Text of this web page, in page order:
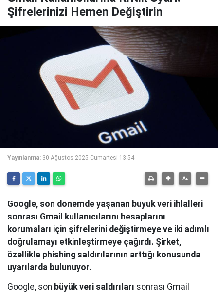
Şifrelerinizi Hemen Değiştirin
Yayınlanma: 30 Ağustos 2025 Cumartesi 13:54
Google, son dönemde yaşanan büyük veri ihlalleri
sonrası Gmail kullanıcılarını hesaplarını
korumaları için şifrelerini değiştirmeye ve iki adımlı
doğrulamayı etkinleştirmeye çağırdı. Şirket,
özellikle phishing saldırılarının arttığı konusunda
uyarılarda bulunuyor.
Google, son büyük veri saldırıları sonrası Gmail